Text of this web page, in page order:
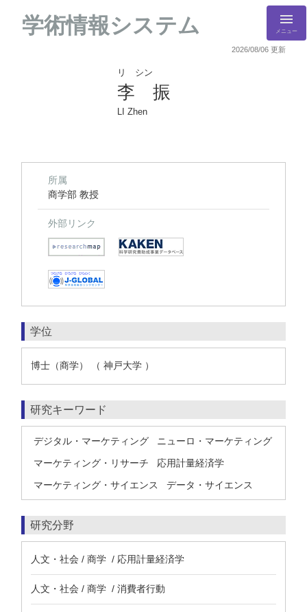
学術情報システム メニュー
2026/08/06 更新
リ シン
李 振
LI Zhen
所属
商学部 教授
外部リンク
学位
博士（商学） （ 神戸大学 ）
研究キーワード
デジタル・マーケティング
ニューロ・マーケティング
マーケティング・リサーチ
応用計量経済学
マーケティング・サイエンス
データ・サイエンス
研究分野
人文・社会 / 商学 / 応用計量経済学
人文・社会 / 商学 / 消費者行動